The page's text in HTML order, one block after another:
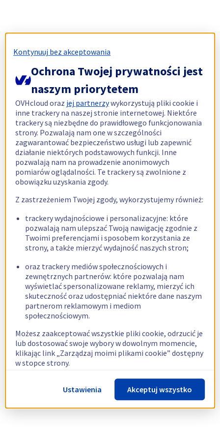
Kontynuuj bez akceptowania
Ochrona Twojej prywatności jest
naszym priorytetem
OVHcloud oraz jej partnerzywykorzystują pliki cookie i
inne trackery na naszej stronie internetowej. Niektóre
trackery są niezbędne do prawidłowego funkcjonowania
strony. Pozwalają nam one w szczególności
zagwarantować bezpieczeństwo usługi lub zapewnić
działanie niektórych podstawowych funkcji. Inne
pozwalają nam na prowadzenie anonimowych
pomiarów oglądalności. Te trackery są zwolnione z
obowiązku uzyskania zgody.
Z zastrzeżeniem Twojej zgody, wykorzystujemy również:
trackery wydajnościowe i personalizacyjne: które
pozwalają nam ulepszać Twoją nawigację zgodnie z
Twoimi preferencjami i sposobem korzystania ze
strony, a także mierzyć wydajność naszych stron;
oraz trackery mediów społecznościowych i
zewnętrznych partnerów: które pozwalają nam
wyświetlać spersonalizowane reklamy, mierzyć ich
skuteczność oraz udostępniać niektóre dane naszym
partnerom reklamowym i mediom
społecznościowym.
Możesz zaakceptować wszystkie pliki cookie, odrzucić je
lub dostosować swoje wybory w dowolnym momencie,
klikając link „Zarządzaj moimi plikami cookie” dostępny
w stopce strony.
Więcej informacji znajdziesz w naszejpolityce
dotyczącej wykorzystywania plików cookie.
Ustawienia Akceptuj wszystko